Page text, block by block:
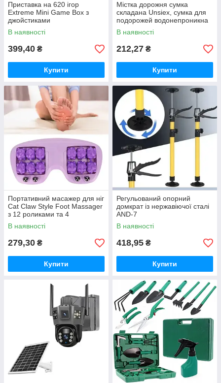
Приставка на 620 ігор
Extreme Mini Game Box з
джойстиками
В наявності
399,40 ₴
Купити
Містка дорожня сумка
складана Unsiex, сумка для
подорожей водонепроникна
на замку
В наявності
212,27 ₴
Купити
Портативний масажер для ніг
Cat Claw Style Foot Massager
з 12 роликами та 4
магнітними кульками
В наявності
279,30 ₴
Купити
Регульований опорний
домкрат із нержавіючої сталі
AND-7
В наявності
418,95 ₴
Купити